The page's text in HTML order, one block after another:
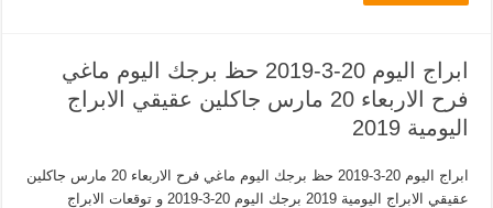
ابراج اليوم 20-3-2019 حظ برجك اليوم ماغي
فرح الاربعاء 20 مارس جاكلين عقيقي الابراج
اليومية 2019
ابراج اليوم 20-3-2019 حظ برجك اليوم ماغي فرح الاربعاء 20 مارس جاكلين
عقيقي الابراج اليومية 2019 برجك اليوم 20-3-2019 و توقعات الابراج